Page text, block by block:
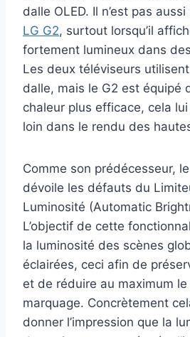
dalle OLED. Il n’est pas
LG G2, surtout lorsqu’il
fortement lumineux dans
Les deux téléviseurs
dalle, mais le G2 est équipé
chaleur plus efficace, cela lui
loin dans le rendu des
Comme son prédécesseur,
dévoile les défauts du
Luminosité (Automatic
L’objectif de cette
la luminosité des scènes
éclairées, ceci afin de
et de réduire au maximum
marquage. Concrètement
donner l’impression que la